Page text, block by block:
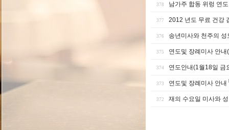
378 남가주 합동 위렁 연
377 2012 년도 무료 건강
376 송년미사와 천주의
375 연도및 장례미사 안
374 연도안내(1월18일 금
373 연도및 장례미사 안내
372 재의 수요일 미사와